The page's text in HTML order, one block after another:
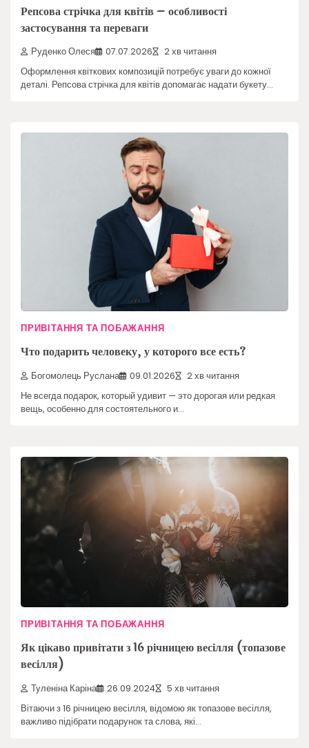
Репсова стрічка для квітів – особливості
застосування та переваги
Руденко Олеся 07.07.2026 2 хв читання
Оформлення квіткових композицій потребує уваги до кожної
деталі. Репсова стрічка для квітів допомагає надати букету…
ПРИВІТАННЯ ТА ПОБАЖАННЯ
Что подарить человеку, у которого все есть?
Богомолець Руслана 09.01.2026 2 хв читання
Не всегда подарок, который удивит — это дорогая или редкая
вещь, особенно для состоятельного и…
ПРИВІТАННЯ ТА ПОБАЖАННЯ
Як цікаво привітати з 16 річницею весілля (топазове
весілля)
Туленіна Каріна 26.09.2024 5 хв читання
Вітаючи з 16 річницею весілля, відомою як топазове весілля,
важливо підібрати подарунок та слова, які…